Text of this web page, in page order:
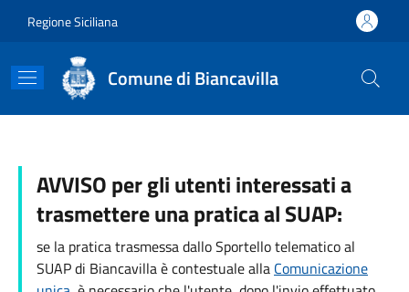
Regione Siciliana
Comune di Biancavilla
AVVISO per gli utenti interessati a
trasmettere una pratica al SUAP:
se la pratica trasmessa dallo Sportello telematico al
SUAP di Biancavilla è contestuale alla Comunicazione